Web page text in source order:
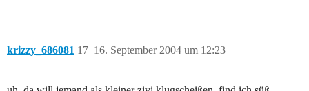
krizzy_686081 16. September 2004 um 12:23
17